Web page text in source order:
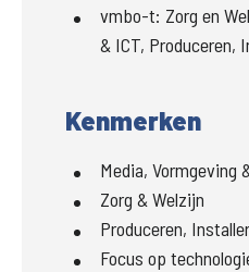
vmbo-t: Zorg en
& ICT, Produceren,
Kenmerken
Media, Vormgeving
Zorg & Welzijn
Produceren,
Focus op